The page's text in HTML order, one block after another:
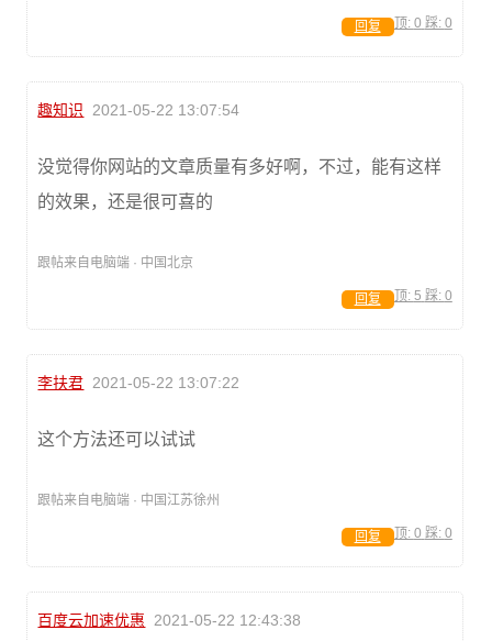
顶: 0 踩: 0
回复
趣知识 2021-05-22 13:07:54
没觉得你网站的文章质量有多好啊，不过，能有这样
的效果，还是很可喜的
跟帖来自电脑端 · 中国北京
顶: 5 踩: 0
回复
李扶君 2021-05-22 13:07:22
这个方法还可以试试
跟帖来自电脑端 · 中国江苏徐州
顶: 0 踩: 0
回复
百度云加速优惠 2021-05-22 12:43:38